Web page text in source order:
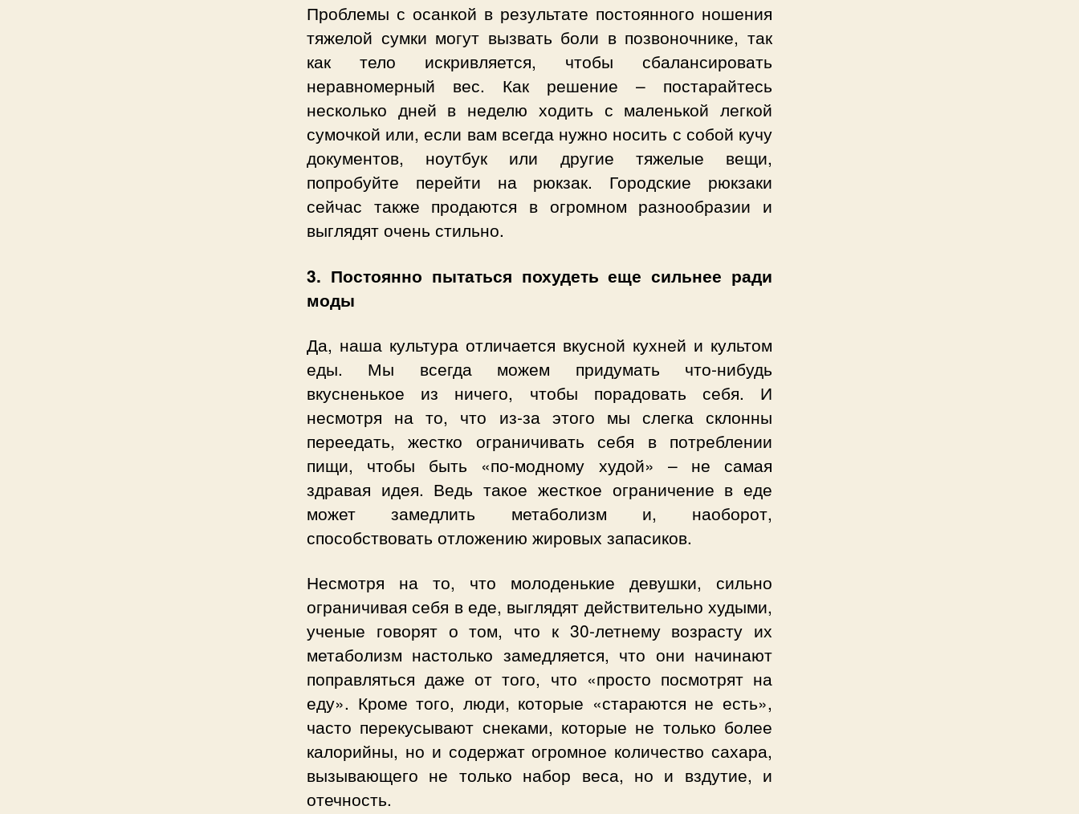
Проблемы с осанкой в результате постоянного ношения
тяжелой сумки могут вызвать боли в позвоночнике, так
как тело искривляется, чтобы сбалансировать
неравномерный вес. Как решение – постарайтесь
несколько дней в неделю ходить с маленькой легкой
сумочкой или, если вам всегда нужно носить с собой кучу
документов, ноутбук или другие тяжелые вещи,
попробуйте перейти на рюкзак. Городские рюкзаки
сейчас также продаются в огромном разнообразии и
выглядят очень стильно.
3. Постоянно пытаться похудеть еще сильнее ради
моды
Да, наша культура отличается вкусной кухней и культом
еды. Мы всегда можем придумать что-нибудь
вкусненькое из ничего, чтобы порадовать себя. И
несмотря на то, что из-за этого мы слегка склонны
переедать, жестко ограничивать себя в потреблении
пищи, чтобы быть «по-модному худой» – не самая
здравая идея. Ведь такое жесткое ограничение в еде
может замедлить метаболизм и, наоборот,
способствовать отложению жировых запасиков.
Несмотря на то, что молоденькие девушки, сильно
ограничивая себя в еде, выглядят действительно худыми,
ученые говорят о том, что к 30-летнему возрасту их
метаболизм настолько замедляется, что они начинают
поправляться даже от того, что «просто посмотрят на
еду». Кроме того, люди, которые «стараются не есть»,
часто перекусывают снеками, которые не только более
калорийны, но и содержат огромное количество сахара,
вызывающего не только набор веса, но и вздутие, и
отечность.